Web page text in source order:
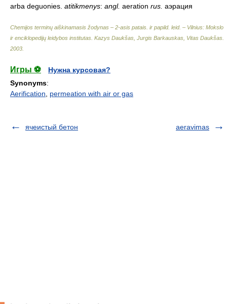
arba deguonies. atitikmenys: angl. aeration rus. аэрация
Chemijos terminų aiškinamasis žodynas – 2-asis patais. ir papild. leid. – Vilnius: Mokslo
ir enciklopedijų leidybos institutas Kazys Daukšas, Jurgis Barkauskas, Vitas Daukšas
2003
Игры ⚽
Нужна курсовая?
Synonyms:
Aerification
permeation with air or gas
ячеистый бетон aeravimas